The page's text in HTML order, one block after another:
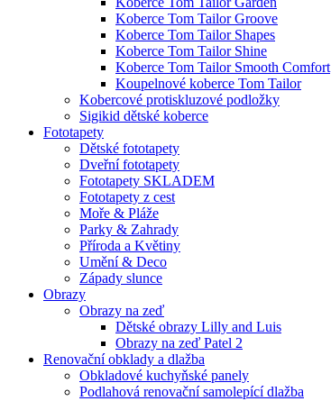
Koberce Tom Tailor Groove
Koberce Tom Tailor Shapes
Koberce Tom Tailor Shine
Koberce Tom Tailor Smooth Comfort
Koupelnové koberce Tom Tailor
Kobercové protiskluzové podložky
Sigikid dětské koberce
Fototapety
Dětské fototapety
Dveřní fototapety
Fototapety SKLADEM
Fototapety z cest
Moře & Pláže
Parky & Zahrady
Příroda a Květiny
Umění & Deco
Západy slunce
Obrazy
Obrazy na zeď
Dětské obrazy Lilly and Luis
Obrazy na zeď Patel 2
Renovační obklady a dlažba
Obkladové kuchyňské panely
Podlahová renovační samolepící dlažba